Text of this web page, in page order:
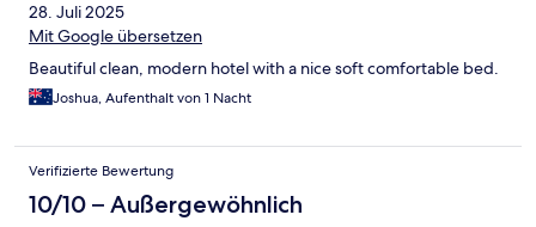
28. Juli 2025
Mit Google übersetzen
Beautiful clean, modern hotel with a nice soft comfortable bed.
Joshua, Aufenthalt von 1 Nacht
Verifizierte Bewertung
10/10 – Außergewöhnlich